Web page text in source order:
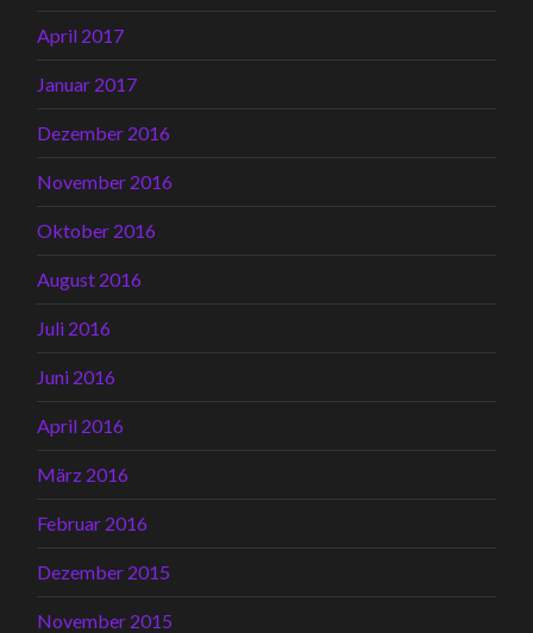
April 2017
Januar 2017
Dezember 2016
November 2016
Oktober 2016
August 2016
Juli 2016
Juni 2016
April 2016
März 2016
Februar 2016
Dezember 2015
November 2015